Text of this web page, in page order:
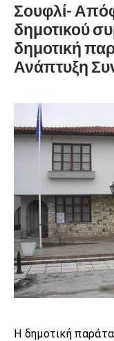
Σουφλί-
δημοτικού
δημοτική
Ανάπτυξη
Η δημοτική